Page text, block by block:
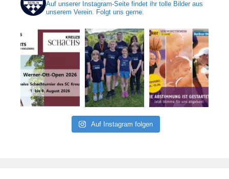
Auf unserer Instagram-Seite findet ihr tolle Bilder aus
unserem Verein. Folgt uns gerne.
Auf Instagram folgen